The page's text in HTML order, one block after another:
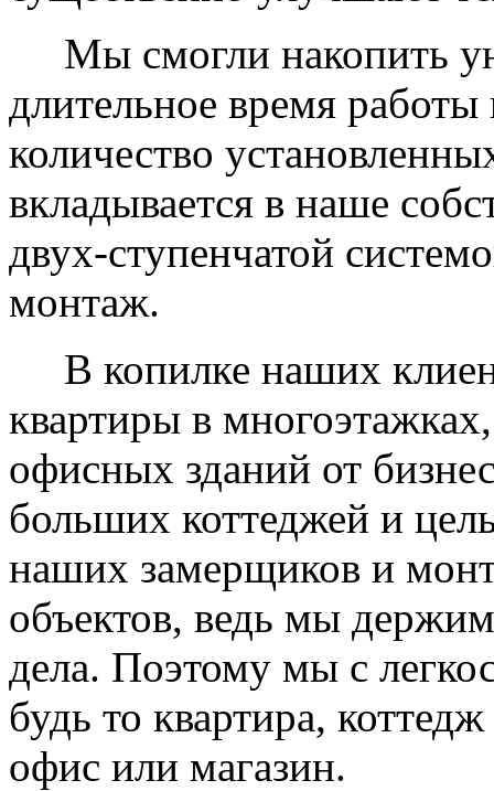
Мы смогли накопить
длительное время
количество
вкладывается в наше
двух-ступенчатой
монтаж.
В копилке наших
квартиры в
офисных зданий от
больших коттеджей и
наших замерщиков и
объектов, ведь мы
дела. Поэтому мы с
будь то квартира,
офис или магазин.